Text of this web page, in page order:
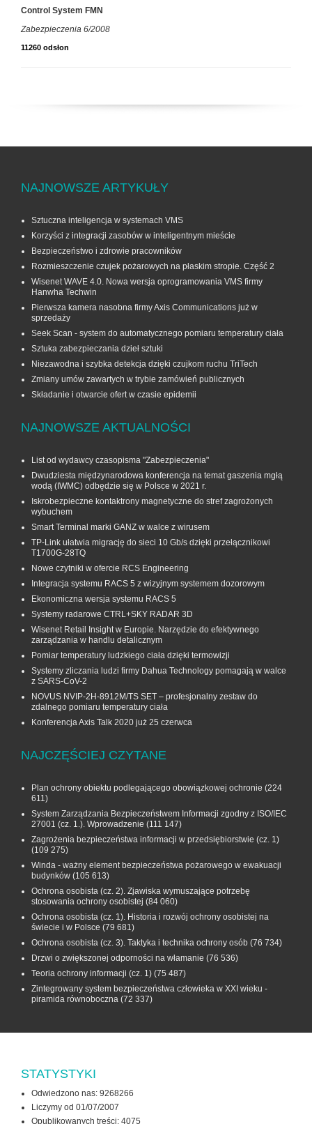
Control System FMN
Zabezpieczenia 6/2008
11260 odsłon
NAJNOWSZE ARTYKUŁY
Sztuczna inteligencja w systemach VMS
Korzyści z integracji zasobów w inteligentnym mieście
Bezpieczeństwo i zdrowie pracowników
Rozmieszczenie czujek pożarowych na płaskim stropie. Część 2
Wisenet WAVE 4.0. Nowa wersja oprogramowania VMS firmy
Hanwha Techwin
Pierwsza kamera nasobna firmy Axis Communications już w
sprzedaży
Seek Scan - system do automatycznego pomiaru temperatury ciała
Sztuka zabezpieczania dzieł sztuki
Niezawodna i szybka detekcja dzięki czujkom ruchu TriTech
Zmiany umów zawartych w trybie zamówień publicznych
Składanie i otwarcie ofert w czasie epidemii
NAJNOWSZE AKTUALNOŚCI
List od wydawcy czasopisma "Zabezpieczenia"
Dwudziesta międzynarodowa konferencja na temat gaszenia mgłą
wodą (IWMC) odbędzie się w Polsce w 2021 r.
Iskrobezpieczne kontaktrony magnetyczne do stref zagrożonych
wybuchem
Smart Terminal marki GANZ w walce z wirusem
TP-Link ułatwia migrację do sieci 10 Gb/s dzięki przełącznikowi
T1700G‑28TQ
Nowe czytniki w ofercie RCS Engineering
Integracja systemu RACS 5 z wizyjnym systemem dozorowym
Ekonomiczna wersja systemu RACS 5
Systemy radarowe CTRL+SKY RADAR 3D
Wisenet Retail Insight w Europie. Narzędzie do efektywnego
zarządzania w handlu detalicznym
Pomiar temperatury ludzkiego ciała dzięki termowizji
Systemy zliczania ludzi firmy Dahua Technology pomagają w walce
z SARS-CoV-2
NOVUS NVIP-2H-8912M/TS SET – profesjonalny zestaw do
zdalnego pomiaru temperatury ciała
Konferencja Axis Talk 2020 już 25 czerwca
NAJCZĘŚCIEJ CZYTANE
Plan ochrony obiektu podlegającego obowiązkowej ochronie (224
611)
System Zarządzania Bezpieczeństwem Informacji zgodny z ISO/IEC
27001 (cz. 1.). Wprowadzenie (111 147)
Zagrożenia bezpieczeństwa informacji w przedsiębiorstwie (cz. 1)
(109 275)
Winda - ważny element bezpieczeństwa pożarowego w ewakuacji
budynków (105 613)
Ochrona osobista (cz. 2). Zjawiska wymuszające potrzebę
stosowania ochrony osobistej (84 060)
Ochrona osobista (cz. 1). Historia i rozwój ochrony osobistej na
świecie i w Polsce (79 681)
Ochrona osobista (cz. 3). Taktyka i technika ochrony osób (76 734)
Drzwi o zwiększonej odporności na włamanie (76 536)
Teoria ochrony informacji (cz. 1) (75 487)
Zintegrowany system bezpieczeństwa człowieka w XXI wieku -
piramida równoboczna (72 337)
STATYSTYKI
Odwiedzono nas: 9268266
Liczymy od 01/07/2007
Opublikowanych treści: 4075